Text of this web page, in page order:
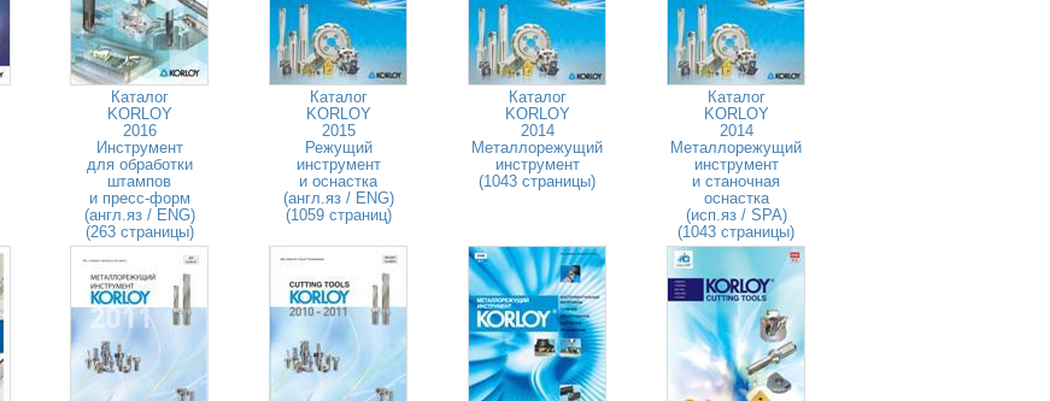
Каталог
KORLOY
2016
Инструмент
для обработки
штампов
и пресс-форм
(англ.яз / ENG)
(263 страницы)
Каталог
KORLOY
2015
Режущий
инструмент
и оснастка
(англ.яз / ENG)
(1059 страниц)
Каталог
KORLOY
2014
Металлорежущий
инструмент
(1043 страницы)
Каталог
KORLOY
2014
Металлорежущий
инструмент
и станочная
оснастка
(исп.яз / SPA)
(1043 страницы)